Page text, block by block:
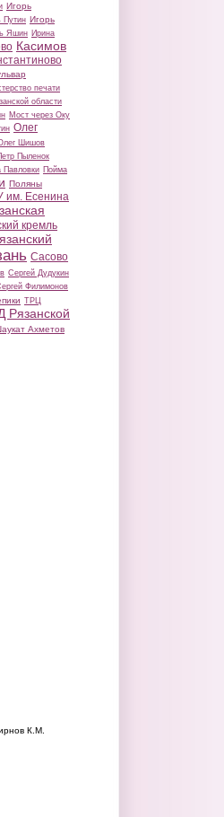
Игорь
Путин Игорь
Яшин Ирина
Касимов
печати
области
Мост через Оку
Олег
Шишов
Пыленок
Павловки Пойма
Поляны
им. Есенина
кремль
Сасово
Сергей Дудукин
Филимонов
ТРЦ
Рязанской
Ахметов
К.М.